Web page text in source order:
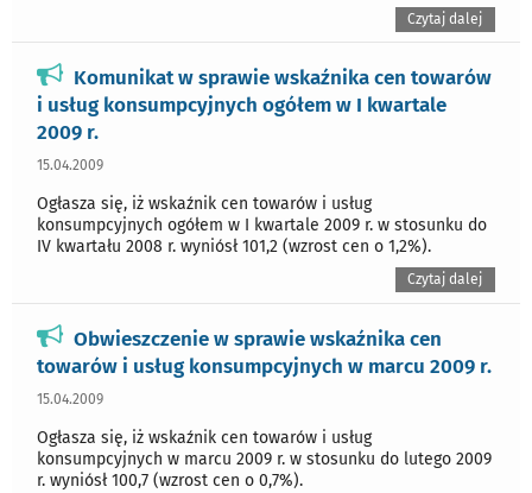
Czytaj dalej
Komunikat w sprawie wskaźnika cen towarów
i usług konsumpcyjnych ogółem w I kwartale
2009 r.
15.04.2009
Ogłasza się, iż wskaźnik cen towarów i usług
konsumpcyjnych ogółem w I kwartale 2009 r. w stosunku do
IV kwartału 2008 r. wyniósł 101,2 (wzrost cen o 1,2%).
Czytaj dalej
Obwieszczenie w sprawie wskaźnika cen
towarów i usług konsumpcyjnych w marcu 2009 r.
15.04.2009
Ogłasza się, iż wskaźnik cen towarów i usług
konsumpcyjnych w marcu 2009 r. w stosunku do lutego 2009
r. wyniósł 100,7 (wzrost cen o 0,7%).